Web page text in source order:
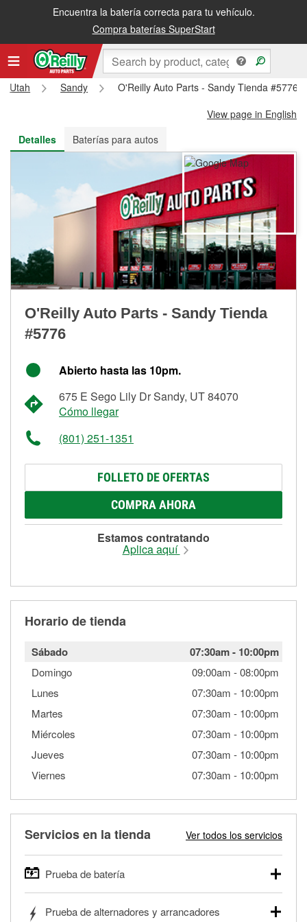
Encuentra la batería correcta para tu vehículo.
Compra baterías SuperStart
Recibe tu orden gratis al día siguiente o recógela en la tienda
Utah Sandy
O'Reilly Auto Parts - Sandy Tienda #5776
View page in English
Detalles
Baterías para autos
O'Reilly Auto Parts - Sandy Tienda
#5776
Abierto hasta las 10pm.
675 E Sego Lily Dr Sandy, UT 84070
Cómo llegar
(801) 251-1351
FOLLETO DE OFERTAS
COMPRA AHORA
Estamos contratando
Aplica aquí
Horario de tienda
Sábado 07:30am- 10:00pm
Domingo 09:00am -08:00pm
Lunes
07:30am - 10:00pm
Martes
07:30am - 10:00pm
Miércoles
07:30am - 10:00pm
Jueves
07:30am - 10:00pm
Viernes
07:30am - 10:00pm
Servicios en la tienda Ver todos los servicios
Prueba de batería
autos, camionetas, SUVs, vehículos comerciales y
Prueba de alternadores y arrancadores